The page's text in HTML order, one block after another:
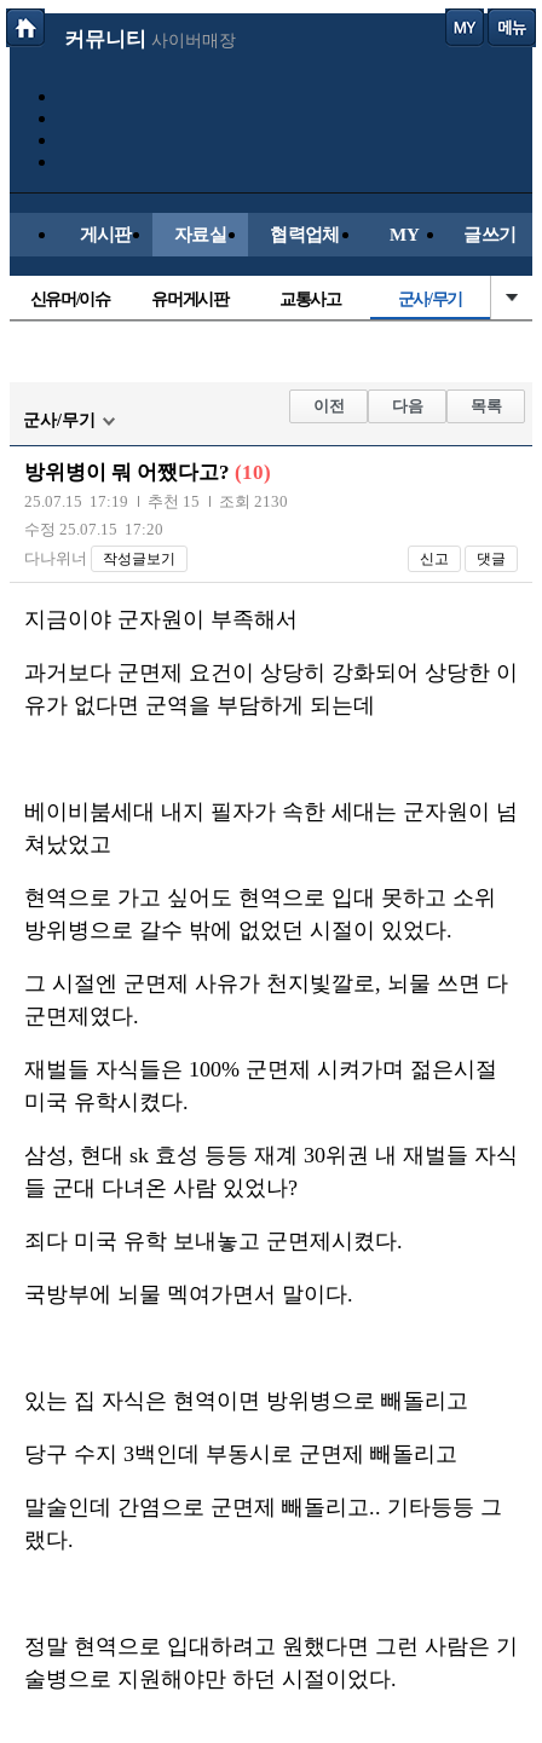
커뮤니티 사이버매장
게시판 자료실 협력업체 MY 글쓰기
신유머/이슈 유머게시판 교통사고 군사/무기
레이싱모델 자유사진
트럭/버스
장착시공사진
군사/무기
이전 다음 목록
방위병이 뭐 어쨌다고? (10)
25.07.15 17:19 추천 15
조회 2130
수정 25.07.15 17:20
다나위너
작성글보기 신고 댓글
지금이야 군자원이 부족해서
과거보다 군면제 요건이 상당히 강화되어 상당한 이
유가 없다면 군역을 부담하게 되는데
베이비붐세대 내지 필자가 속한 세대는 군자원이 넘
쳐났었고
현역으로 가고 싶어도 현역으로 입대 못하고 소위
방위병으로 갈수 밖에 없었던 시절이 있었다.
그 시절엔 군면제 사유가 천지빛깔로, 뇌물 쓰면 다
군면제였다.
재벌들 자식들은 100% 군면제 시켜가며 젊은시절
미국 유학시켰다.
삼성, 현대 sk 효성 등등 재계 30위권 내 재벌들 자식
들 군대 다녀온 사람 있었나?
죄다 미국 유학 보내놓고 군면제시켰다.
국방부에 뇌물 멕여가면서 말이다.
있는 집 자식은 현역이면 방위병으로 빼돌리고
당구 수지 3백인데 부동시로 군면제 빼돌리고
말술인데 간염으로 군면제 빼돌리고.. 기타등등 그
랬다.
정말 현역으로 입대하려고 원했다면 그런 사람은 기
술병으로 지원해야만 하던 시절이었다.